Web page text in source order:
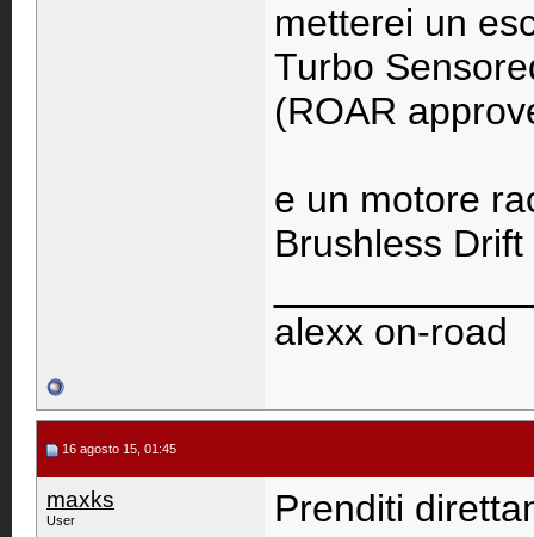
metterei un
Turbo
(ROAR
e un motore
Brushless
alexx on-road
16 agosto 15, 01:45
maxks
User
Prenditi